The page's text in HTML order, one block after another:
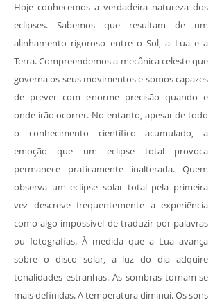
Hoje conhecemos a verdadeira natureza dos
eclipses. Sabemos que resultam de um
alinhamento rigoroso entre o Sol, a Lua e a
Terra. Compreendemos a mecânica celeste que
governa os seus movimentos e somos capazes
de prever com enorme precisão quando e
onde irão ocorrer. No entanto, apesar de todo
o conhecimento científico acumulado, a
emoção que um eclipse total provoca
permanece praticamente inalterada. Quem
observa um eclipse solar total pela primeira
vez descreve frequentemente a experiência
como algo impossível de traduzir por palavras
ou fotografias. À medida que a Lua avança
sobre o disco solar, a luz do dia adquire
tonalidades estranhas. As sombras tornam-se
mais definidas. A temperatura diminui. Os sons